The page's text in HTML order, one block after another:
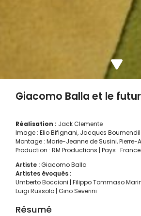
Artiste :Giacomo Balla
Artistes évoqués :
Umberto Boccioni Filippo Tommaso
Luigi Russolo Gino Severini
Giacomo Balla et le
Réalisation : Jack Clemente
Image : Elio Bifignani, Jacques Boumendil
Montage : Marie-Jeanne de Susini, Pierre-
Production : RM Productions | Pays : France
Résumé